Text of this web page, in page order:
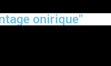
onirique"